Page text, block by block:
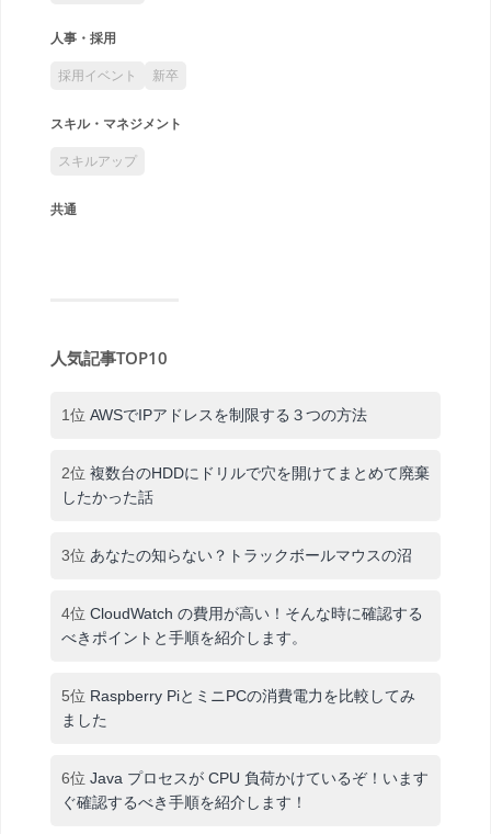
人事・採用
採用イベント 新卒
スキル・マネジメント
スキルアップ
共通
人気記事TOP10
1位 AWSでIPアドレスを制限する３つの方法
2位 複数台のHDDにドリルで穴を開けてまとめて廃棄
したかった話
3位 あなたの知らない？トラックボールマウスの沼
4位 CloudWatch の費用が高い！そんな時に確認する
べきポイントと手順を紹介します。
5位 Raspberry PiとミニPCの消費電力を比較してみ
ました
6位 Java プロセスが CPU 負荷かけているぞ！います
ぐ確認するべき手順を紹介します！